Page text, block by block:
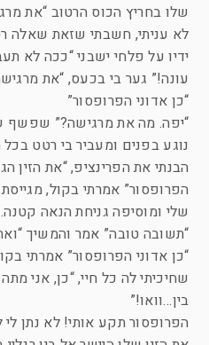
שלו בחריץ הכוס הרטוב “את
לא עניתי, חשבתי שזאת שאלה
ידיו על פלחי ישבני “ככה לא
עונה!” גער בי בכעס, “את
“כן אדוני הפרופסור”
“יפה. מה את מרגישה?” שפשף
נוגע בפנים ומעביר בי רטט בכל
הבנתי את הפרינציפ, “את הזין
הפרופסור” אמרתי בקול,
שלי ומוסיפה גניחת הנאה קטנה.
“תשובה טובה” אמר והמשיך
“כן אדוני הפרופסור” אמרתי
שחיכיתי לה כל חיי, “כן, אני
בין…וואו!”
הפרופסור תקע אותי! לא נתן